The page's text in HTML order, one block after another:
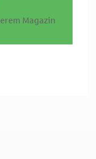
Magazin